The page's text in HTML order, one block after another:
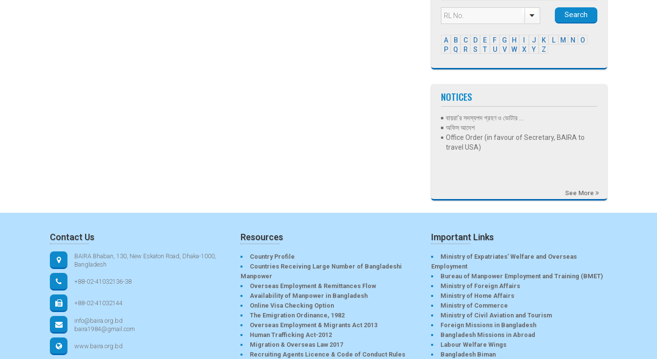
Search
A B C D E F G H J K L M N
O
P
Q R S T U V W X Y Z
NOTICES
বায়রা’র সদস্যপদ গ্রহণ ও ভোটার ...
অফিস আদেশ
Office Order (in favour of Secretary, BAIRA to
travel USA)
See More
Contact Us
BAIRA Bhaban, 130, New Eskaton Road, Dhaka-1000,
Bangladesh
+88-02-41032136-38
+88-02-41032144
info@baira.org.bd
baira1984@gmail.com
www.baira.org.bd
Resources
Country Profile
Countries Receiving Large Number of Bangladeshi
Manpower
Overseas Employment & Remittances Flow
Availability of Manpower in Bangladesh
Online Visa Checking Option
The Emigration Ordinance, 1982
Overseas Employment & Migrants Act 2013
Human Trafficking Act-2012
Migration & Overseas Law 2017
Recruiting Agents Licence & Code of Conduct Rules
Important Links
Ministry of Expatriates’ Welfare and Overseas
Employment
Bureau of Manpower Employment and Training (BMET)
Ministry of Foreign Affairs
Ministry of Home Affairs
Ministry of Commerce
Ministry of Civil Aviation and Tourism
Foreign Missions in Bangladesh
Bangladesh Missions in Abroad
Labour Welfare Wings
Bangladesh Biman